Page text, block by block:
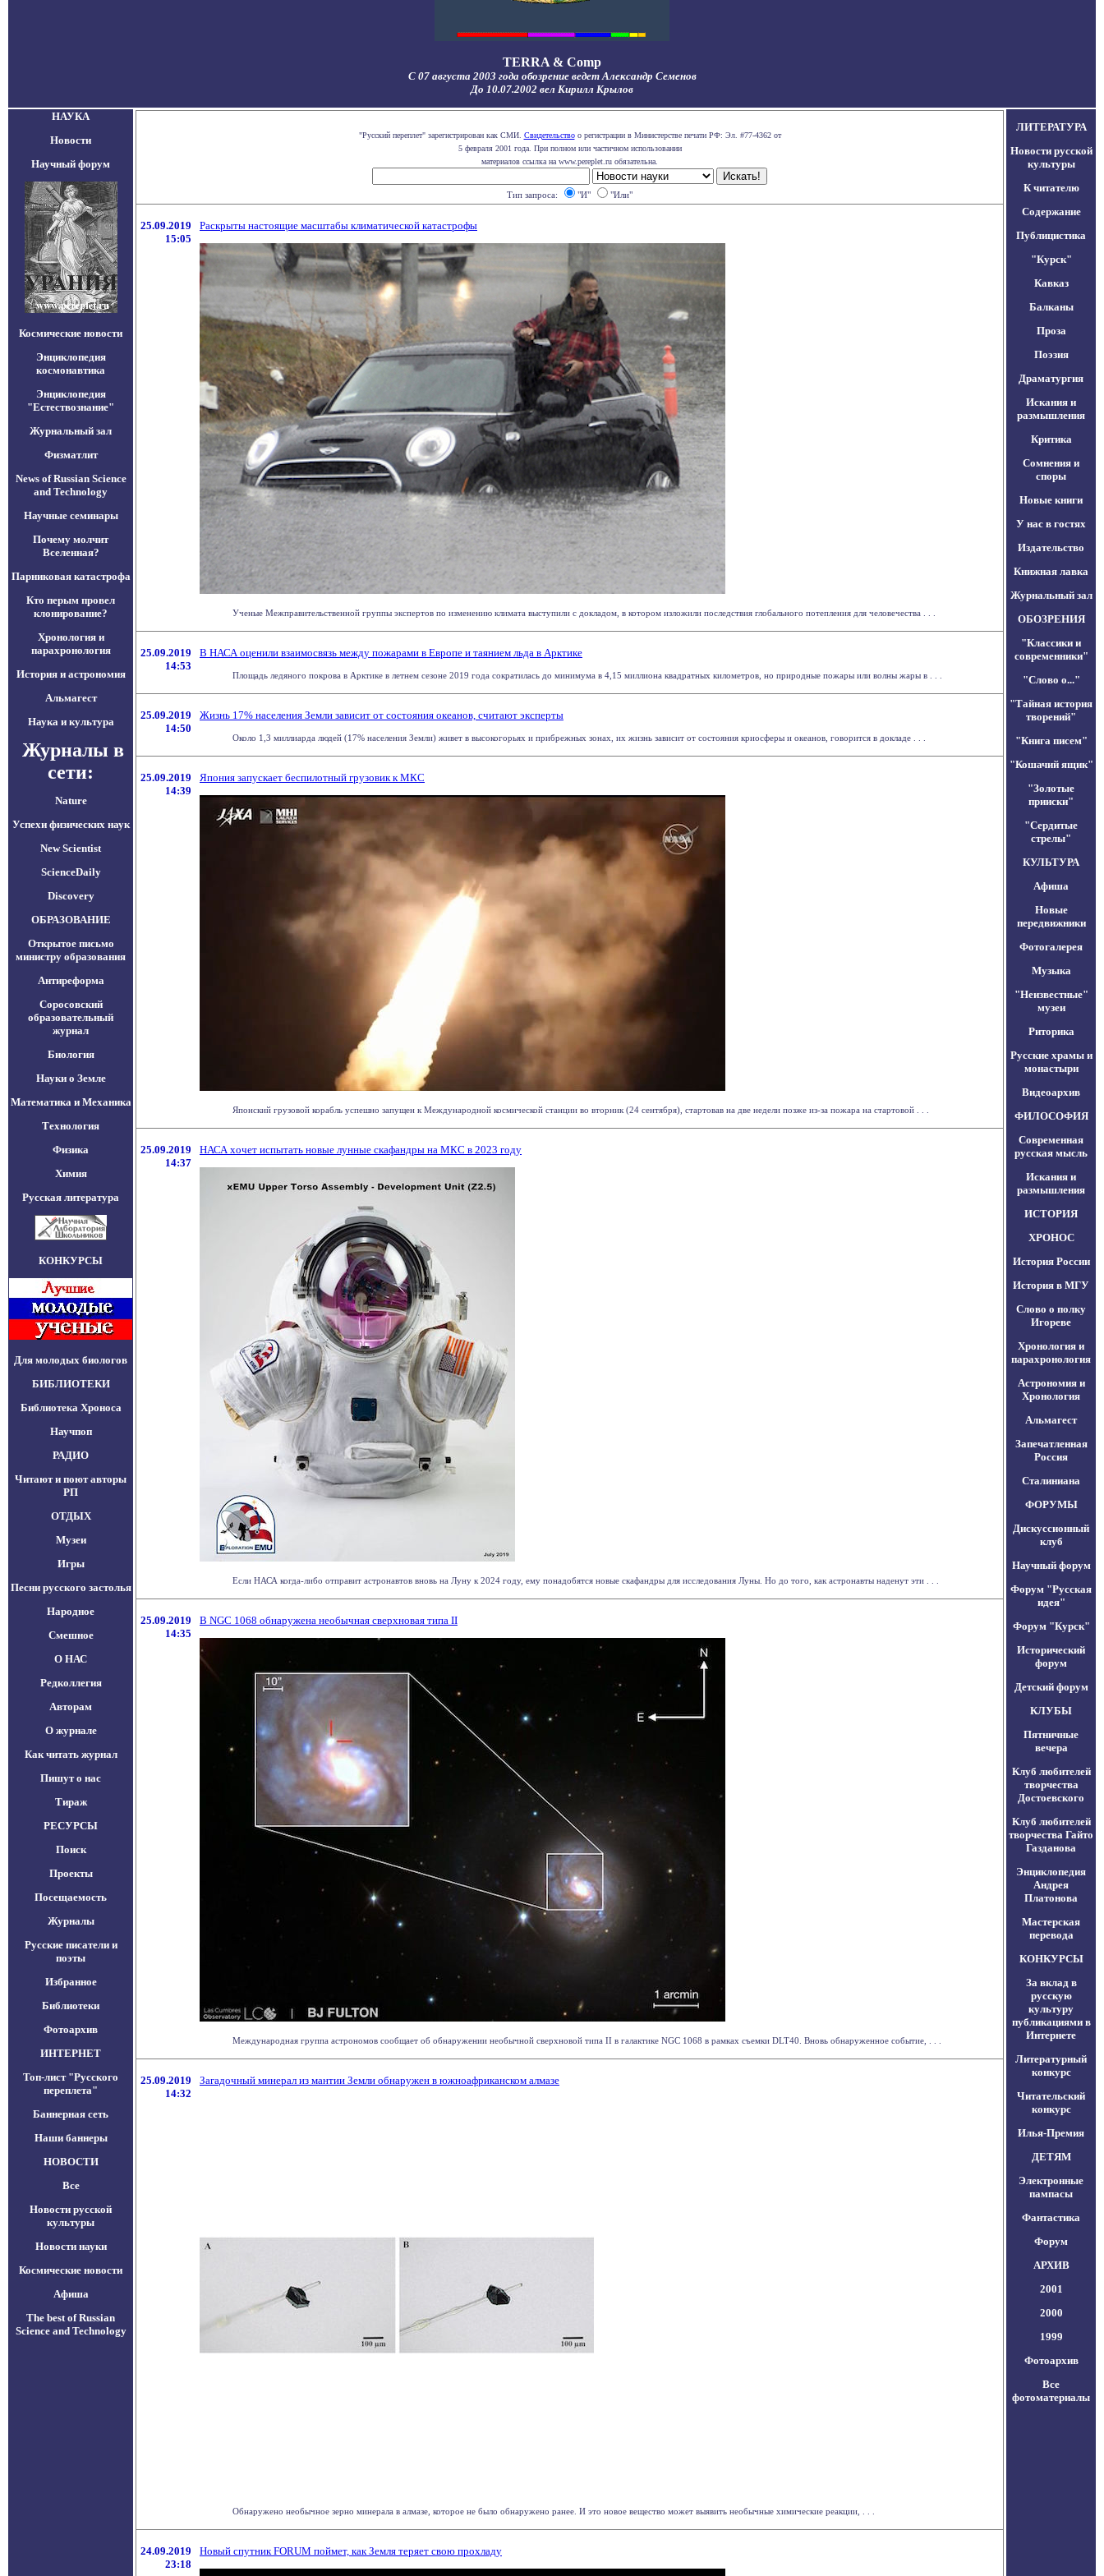
TERRA & Comp
С 07 августа 2003 года обозрение ведет Александр Семенов
До 10.07.2002 вел Кирилл Крылов
НАУКА
Новости
Научный форум
Космические новости
Энциклопедия
космонавтика
Энциклопедия
"Естествознание"
Журнальный зал
Физматлит
News of Russian Science
and Technology
Научные семинары
Почему молчит
Вселенная?
Парниковая катастрофа
Кто перым провел
клонирование?
Хронология и
парахронология
История и астрономия
Альмагест
Наука и культура
Журналы в
сети:
Nature
Успехи физических наук
New Scientist
ScienceDaily
Discovery
ОБРАЗОВАНИЕ
Открытое письмо
министру образования
Антиреформа
Соросовский
образовательный
журнал
Биология
Науки о Земле
Математика и Механика
Технология
Физика
Химия
Русская литература
КОНКУРСЫ
Для молодых биологов
БИБЛИОТЕКИ
Библиотека Хроноса
Научпоп
РАДИО
Читают и поют авторы
РП
ОТДЫХ
Музеи
Игры
Песни русского застолья
Народное
Смешное
О НАС
Редколлегия
Авторам
О журнале
Как читать журнал
Пишут о нас
Тираж
РЕСУРСЫ
Поиск
Проекты
Посещаемость
Журналы
Русские писатели и
поэты
Избранное
Библиотеки
Фотоархив
ИНТЕРНЕТ
Топ-лист "Русского
переплета"
Баннерная сеть
Наши баннеры
НОВОСТИ
Все
Новости русской
культуры
Новости науки
Космические новости
Афиша
The best of Russian
Science and Technology
"Русский переплет" зарегистрирован как СМИ. Свидетельствоо регистрации в Министерстве печати РФ: Эл. #77-4362 от
5 февраля 2001 года. При полном или частичном использовании
материалов ссылка на www.pereplet.ru обязательна.
Тип запроса: "И" "Или"
25.09.2019
15:05
Раскрыты настоящие масштабы климатической катастрофы
Ученые Межправительственной группы экспертов по изменению климата выступили с докладом, в котором изложили последствия глобального потепления для человечества . . .
25.09.2019
14:53
В НАСА оценили взаимосвязь между пожарами в Европе и таянием льда в Арктике
Площадь ледяного покрова в Арктике в летнем сезоне 2019 года сократилась до минимума в 4,15 миллиона квадратных километров, но природные пожары или волны жары в . . .
25.09.2019
14:50
Жизнь 17% населения Земли зависит от состояния океанов, считают эксперты
Около 1,3 миллиарда людей (17% населения Земли) живет в высокогорьях и прибрежных зонах, их жизнь зависит от состояния криосферы и океанов, говорится в докладе . . .
25.09.2019
14:39
Япония запускает беспилотный грузовик к МКС
Японский грузовой корабль успешно запущен к Международной космической станции ​​во вторник (24 сентября), стартовав на две недели позже из-за пожара на стартовой . . .
25.09.2019
14:37
НАСА хочет испытать новые лунные скафандры на МКС в 2023 году
Если НАСА когда-либо отправит астронавтов вновь на Луну к 2024 году, ему понадобятся новые скафандры для исследования Луны. Но до того, как астронавты наденут эти . . .
25.09.2019
14:35
В NGC 1068 обнаружена необычная сверхновая типа II
Международная группа астрономов сообщает об обнаружении необычной сверхновой типа II в галактике NGC 1068 в рамках съемки DLT40. Вновь обнаруженное событие, . . .
25.09.2019
14:32
Загадочный минерал из мантии Земли обнаружен в южноафриканском алмазе
Обнаружено необычное зерно минерала в алмазе, которое не было обнаружено ранее. И это новое вещество может выявить необычные химические реакции, . . .
24.09.2019
23:18
Новый спутник FORUM поймет, как Земля теряет свою прохладу
ЛИТЕРАТУРА
Новости русской
культуры
К читателю
Содержание
Публицистика
"Курск"
Кавказ
Балканы
Проза
Поэзия
Драматургия
Искания и
размышления
Критика
Сомнения и
споры
Новые книги
У нас в гостях
Издательство
Книжная лавка
Журнальный зал
ОБОЗРЕНИЯ
"Классики и
современники"
"Слово о..."
"Тайная история
творений"
"Книга писем"
"Кошачий ящик"
"Золотые
прииски"
"Сердитые
стрелы"
КУЛЬТУРА
Афиша
Новые
передвижники
Фотогалерея
Музыка
"Неизвестные"
музеи
Риторика
Русские храмы и
монастыри
Видеоархив
ФИЛОСОФИЯ
Современная
русская мысль
Искания и
размышления
ИСТОРИЯ
ХРОНОС
История России
История в МГУ
Слово о полку
Игореве
Хронология и
парахронология
Астрономия и
Хронология
Альмагест
Запечатленная
Россия
Сталиниана
ФОРУМЫ
Дискуссионный
клуб
Научный форум
Форум "Русская
идея"
Форум "Курск"
Исторический
форум
Детский форум
КЛУБЫ
Пятничные
вечера
Клуб любителей
творчества
Достоевского
Клуб любителей
творчества Гайто
Газданова
Энциклопедия
Андрея
Платонова
Мастерская
перевода
КОНКУРСЫ
За вклад в
русскую
культуру
публикациями в
Интернете
Литературный
конкурс
Читательский
конкурс
Илья-Премия
ДЕТЯМ
Электронные
пампасы
Фантастика
Форум
АРХИВ
2001
2000
1999
Фотоархив
Все
фотоматериалы